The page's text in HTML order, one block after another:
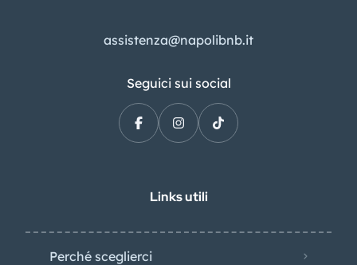
assistenza@napolibnb.it
Seguici sui social
Links utili
Perché sceglierci